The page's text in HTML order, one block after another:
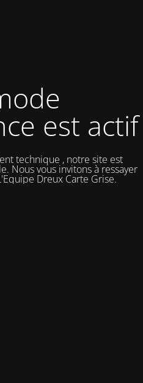
est actif
technique , notre site est
Nous vous invitons à ressayer
Dreux Carte Grise.